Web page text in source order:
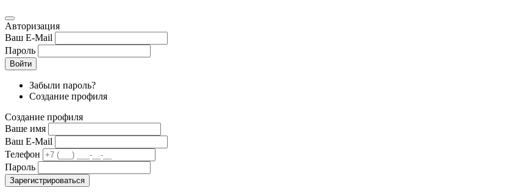
Авторизация
Ваш E-Mail
Пароль
Войти
Забыли пароль?
Создание профиля
Создание профиля
Ваше имя
Ваш E-Mail
Телефон
Пароль
Зарегистрироваться